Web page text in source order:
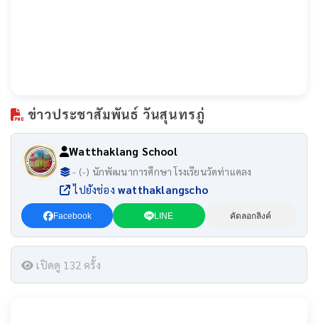
ข่าวประชาสัมพันธ์ วันสุนทรภู่
Watthaklang School
- (-) นักพัฒนาการศึกษา โรงเรียนวัดท่าแคลง
ไปยังช่องwatthaklangscho
Facebook LINE คัดลอกลิงค์
เปิดดู 132 ครั้ง